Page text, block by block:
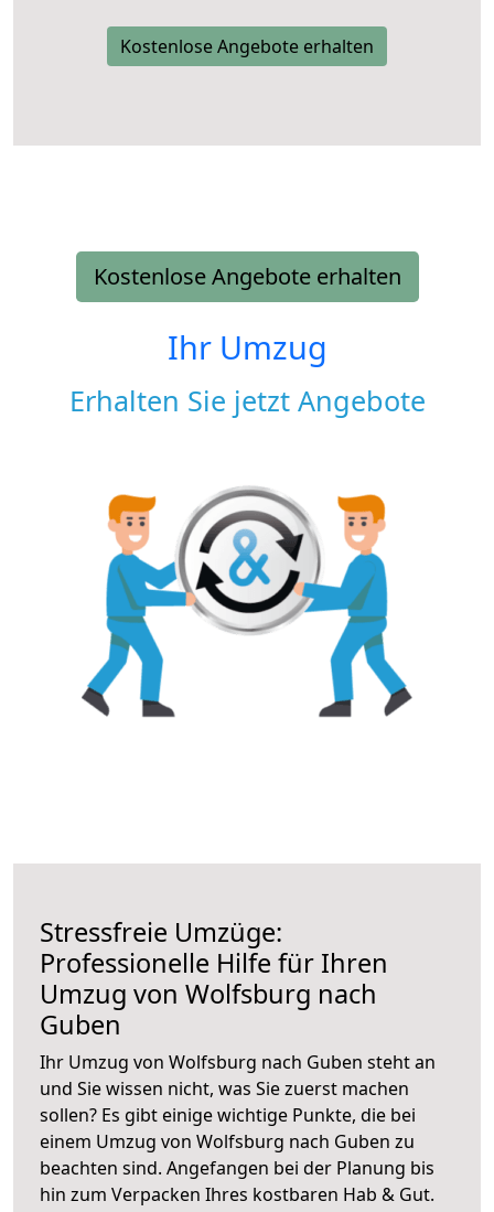
Kostenlose Angebote erhalten
Kostenlose Angebote erhalten
Ihr Umzug
Erhalten Sie jetzt Angebote
Stressfreie Umzüge:
Professionelle Hilfe für Ihren
Umzug von Wolfsburg nach
Guben
Ihr Umzug von Wolfsburg nach Guben steht an
und Sie wissen nicht, was Sie zuerst machen
sollen? Es gibt einige wichtige Punkte, die bei
einem Umzug von Wolfsburg nach Guben zu
beachten sind. Angefangen bei der Planung bis
hin zum Verpacken Ihres kostbaren Hab & Gut.